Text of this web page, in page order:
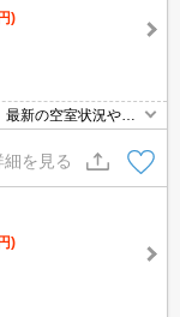
)
新の空室状況やの
細を見る
)